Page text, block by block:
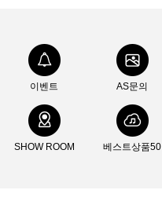
이벤트 AS문의
SHOW ROOM 베스트상품50